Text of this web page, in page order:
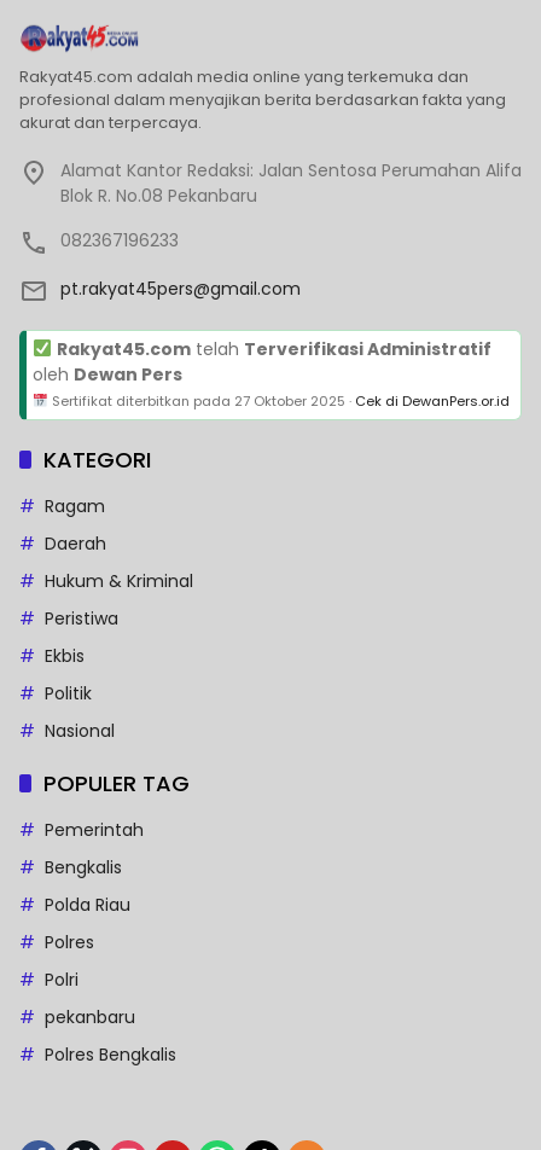
Rakyat45.com adalah media online yang terkemuka dan
profesional dalam menyajikan berita berdasarkan fakta yang
akurat dan terpercaya.
Alamat Kantor Redaksi: Jalan Sentosa Perumahan Alifa
Blok R. No.08 Pekanbaru
082367196233
pt.rakyat45pers@gmail.com
Rakyat45.comtelah Terverifikasi Administratif
oleh Dewan Pers
Sertifikat diterbitkan pada 27 Oktober 2025 · Cek di DewanPers.or.id
KATEGORI
Ragam
Daerah
Hukum & Kriminal
Peristiwa
Ekbis
Politik
Nasional
POPULER TAG
Pemerintah
Bengkalis
Polda Riau
Polres
Polri
pekanbaru
Polres Bengkalis